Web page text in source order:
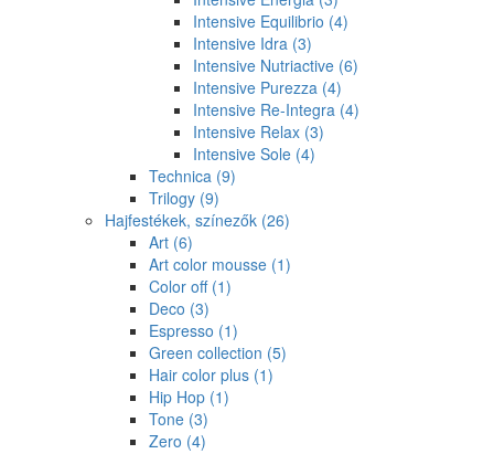
Intensive Equilibrio (4)
Intensive Idra (3)
Intensive Nutriactive (6)
Intensive Purezza (4)
Intensive Re-Integra (4)
Intensive Relax (3)
Intensive Sole (4)
Technica (9)
Trilogy (9)
Hajfestékek, színezők (26)
Art (6)
Art color mousse (1)
Color off (1)
Deco (3)
Espresso (1)
Green collection (5)
Hair color plus (1)
Hip Hop (1)
Tone (3)
Zero (4)